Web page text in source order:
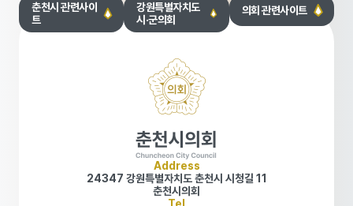
춘천시 관련사이
트
강원특별자치도
시·군의회
의회 관련사이트
Address
24347 강원특별자치도 춘천시 시청길 11
춘천시의회